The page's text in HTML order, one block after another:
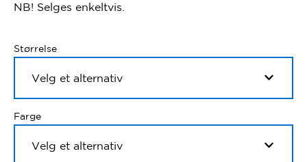
NB! Selges enkeltvis.
Størrelse
Farge